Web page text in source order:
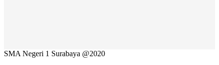
SMA Negeri 1 Surabaya @2020